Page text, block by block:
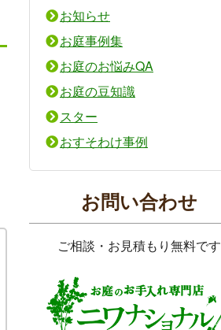
お知らせ
お庭事例集
お庭のお悩みQA
お庭の豆知識
スター
おすそわけ事例
お問い合わせ
ご相談・お見積もり無料です